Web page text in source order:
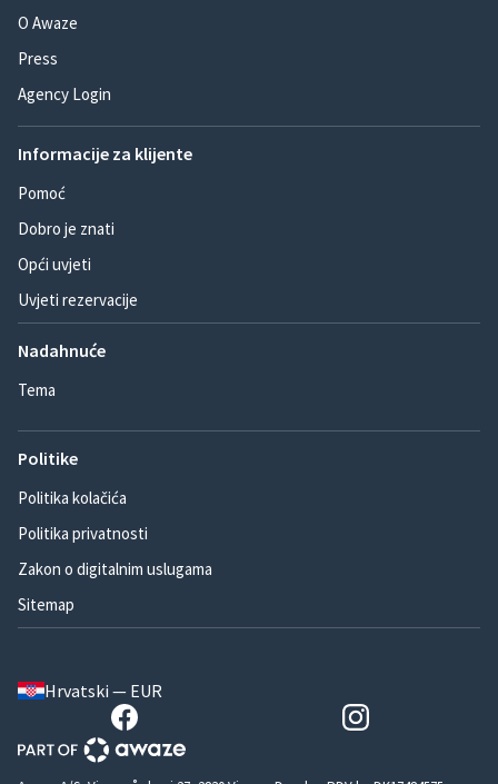
O Awaze
Press
Agency Login
Informacije za klijente
Pomoć
Dobro je znati
Opći uvjeti
Uvjeti rezervacije
Nadahnuće
Tema
Politike
Politika kolačića
Politika privatnosti
Zakon o digitalnim uslugama
Sitemap
Hrvatski — EUR